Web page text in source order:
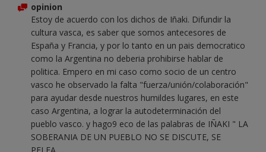
opinion
Estoy de acuerdo con los dichos de Iñaki. Difundir la
cultura vasca, es saber que somos antecesores de
España y Francia, y por lo tanto en un pais democratico
como la Argentina no deberia prohibirse hablar de
politica. Empero en mi caso como socio de un centro
vasco he observado la falta "fuerza/unión/colaboración"
para ayudar desde nuestros humildes lugares, en este
caso Argentina, a lograr la autodeterminación del
pueblo vasco. y hago9 eco de las palabras de IÑAKI " LA
SOBERANIA DE UN PUEBLO NO SE DISCUTE, SE
PELEA.....